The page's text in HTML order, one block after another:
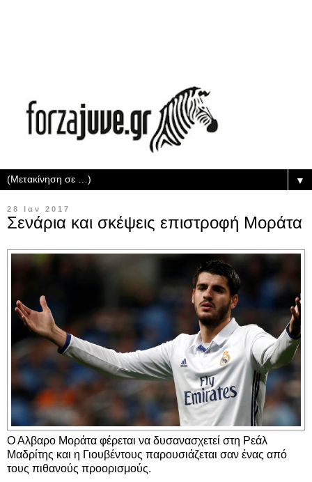
▼
28 Ιαν 2017
Σενάρια και σκέψεις επιστροφή Μοράτα
Ο Αλβαρο Μοράτα φέρεται να δυσανασχετεί στη Ρεάλ
Μαδρίτης και η Γιουβέντους παρουσιάζεται σαν ένας από
τους πιθανούς προορισμούς.